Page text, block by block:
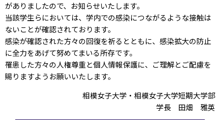
がありましたので、お知らせいたします。
当該学生らにおいては、学内での感染につながるような接触は
ないことが確認されております。
感染が確認された方々の回復を祈るとともに、感染拡大の防止
に全力をあげて努めてまいる所存です。
罹患した方々の人権尊重と個人情報保護に、ご理解とご配慮を
賜りますようお願いいたします。
相模女子大学・相模女子大学短期大学部
学長 田畑 雅英